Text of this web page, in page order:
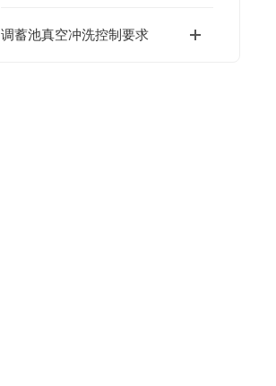
调蓄池真空冲洗控制要求